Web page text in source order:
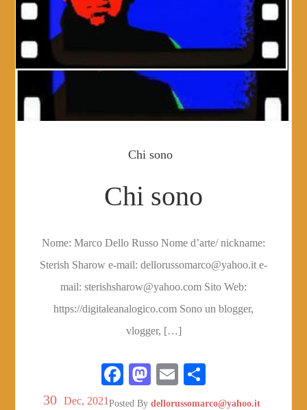
30 Dec, 2021
Chi sono
Chi sono
Posted By dellorussomarco@yahoo.it
Nome: Marco Dello Russo Nome d’arte/ nickname:
Sterish Sharow e-mail: dellorussomarco@yahoo.it e-
mail: sterishsharow@yahoo.com Sito Web:
https://digitaleanalogico.com Sono un blogger,
vlogger, […]
Fa
ce
M
as
E
m ha